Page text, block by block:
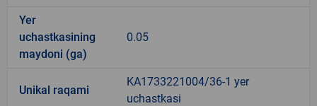
Yer
uchastkasining
maydoni (ga)
0.05
Unikal raqami
KA1733221004/36-1 yer
uchastkasi